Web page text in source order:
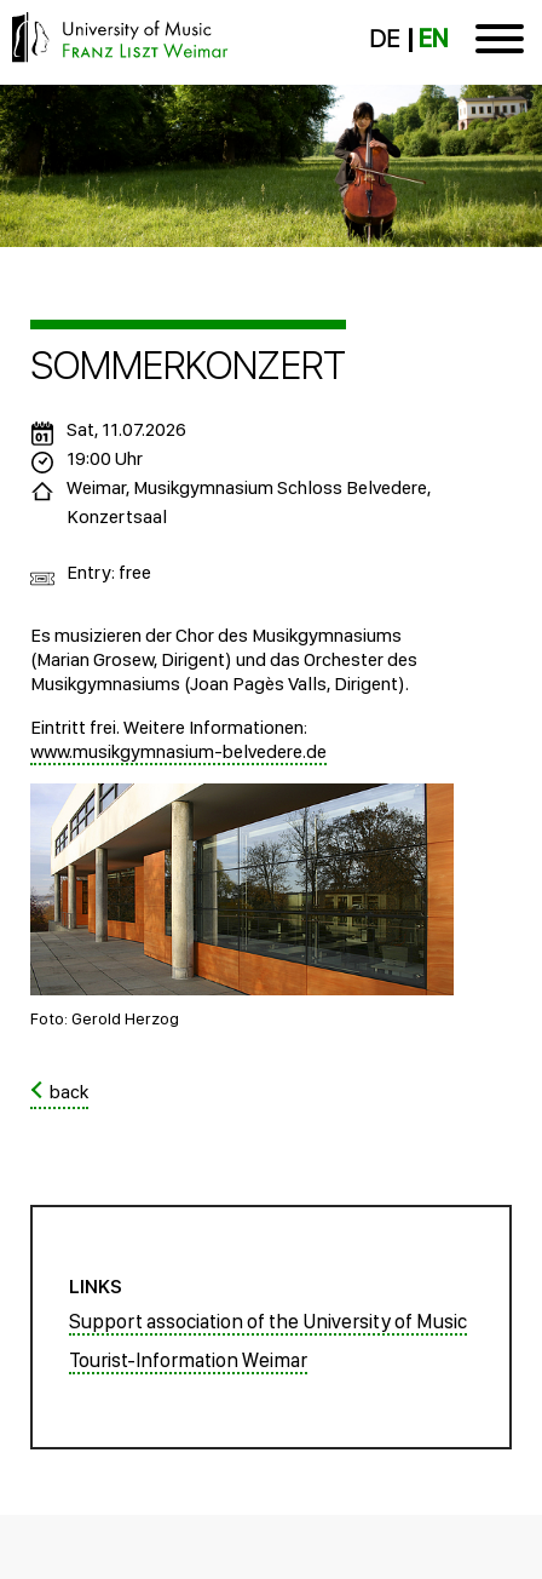
DE EN
SOMMERKONZERT
Es musizieren der Chor des Musikgymnasiums
(Marian Grosew, Dirigent) und das Orchester des
Musikgymnasiums (Joan Pagès Valls, Dirigent).
Eintritt frei. Weitere Informationen:
www.musikgymnasium-belvedere.de
Foto: Gerold Herzog
Sat, 11.07.2026
19:00 Uhr
Weimar, Musikgymnasium Schloss Belvedere,
Konzertsaal
Entry: free
back
LINKS
Support association of the University of Music
Tourist-Information Weimar